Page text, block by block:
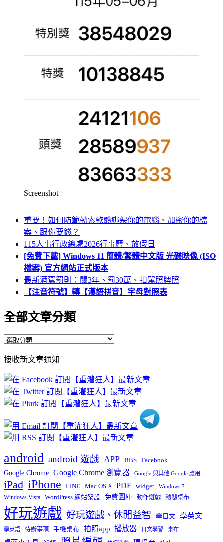
Screenshot
重要！如何防範勒索軟體綁架你的電腦、加密你的檔
案、跟你要錢？
115人事行政總處2026行事曆、放假日
[免費下載] Windows 11 簡體/繁體中文版 光碟映像 (ISO
檔案) 官方網站正式版本
最新酒駕罰則：關3年、罰30萬、扣駕照牌照
【注音符號】轉【漢語拼音】字母對照表
全部文章分類
全
文
章
分
類
接收新文章通知
android android 遊戲 APP BBS Facebook
Google Chrome Google Chrome 瀏覽器 Google 與其他 Google 應用
iPad iPhone LINE Mac OS X PDF widget Windows 7
Windows Vista WordPress 網站架設 免費圖庫 動作遊戲 動態桌布
好玩遊戲 好玩遊戲、休閒益智 學日文 學英文
學英語 待辦事項 手機桌布 拍照app 播放器 日文學習 桌布